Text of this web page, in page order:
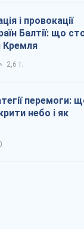
і провокації
Балтії: що
Кремля
2,6 т.
перемоги:
небо і як